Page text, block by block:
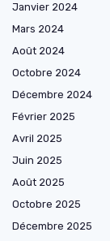
Janvier 2024
Mars 2024
Août 2024
Octobre 2024
Décembre 2024
Février 2025
Avril 2025
Juin 2025
Août 2025
Octobre 2025
Décembre 2025